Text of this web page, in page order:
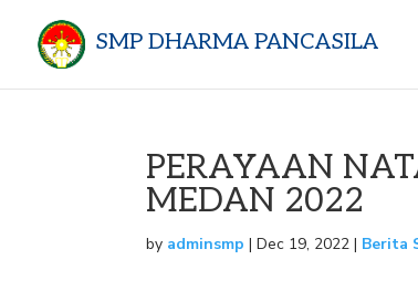
SMP DHARMA PANCASILA
PERAYAAN
MEDAN 2022
by adminsmp | Dec 19, 2022 | Berita